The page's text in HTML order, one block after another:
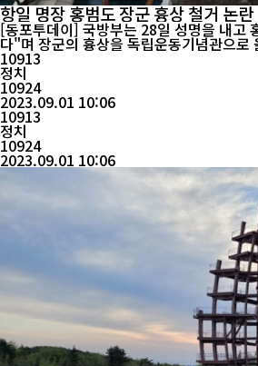
항일 명장 홍범도 장군 흉상 철거 논란
[동포투데이] 국방부는 28일 성명을 내고
다"며 장군의 흉상을 독립운동기념관으로 옮
계획과 관련 입...
10913
정치
10924
2023.09.01 10:06
10913
정치
10924
2023.09.01 10:06